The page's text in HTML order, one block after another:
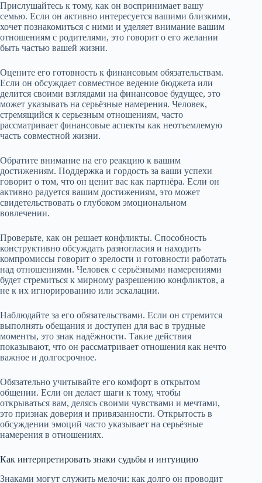
Прислушайтесь к тому, как он воспринимает вашу
семью. Если он активно интересуется вашими близкими,
хочет познакомиться с ними и уделяет внимание вашим
отношениям с родителями, это говорит о его желании
быть частью вашей жизни.
Оцените его готовность к финансовым обязательствам.
Если он обсуждает совместное ведение бюджета или
делится своими взглядами на финансовое будущее, это
может указывать на серьёзные намерения. Человек,
стремящийся к серьезным отношениям, часто
рассматривает финансовые аспекты как неотъемлемую
часть совместной жизни.
Обратите внимание на его реакцию к вашим
достижениям. Поддержка и гордость за ваши успехи
говорит о том, что он ценит вас как партнёра. Если он
активно радуется вашим достижениям, это может
свидетельствовать о глубоком эмоциональном
вовлечении.
Проверьте, как он решает конфликты. Способность
конструктивно обсуждать разногласия и находить
компромиссы говорит о зрелости и готовности работать
над отношениями. Человек с серьёзными намерениями
будет стремиться к мирному разрешению конфликтов, а
не к их игнорированию или эскалации.
Наблюдайте за его обязательствами. Если он стремится
выполнять обещания и доступен для вас в трудные
моменты, это знак надёжности. Такие действия
показывают, что он рассматривает отношения как нечто
важное и долгосрочное.
Обязательно учитывайте его комфорт в открытом
общении. Если он делает шаги к тому, чтобы
открываться вам, делясь своими чувствами и мечтами,
это признак доверия и привязанности. Открытость в
обсуждении эмоций часто указывает на серьёзные
намерения в отношениях.
Как интерпретировать знаки судьбы и интуицию
Знаками могут служить мелочи: как долго он проводит